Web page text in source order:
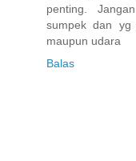
penting.
sumpek dan
maupun udara
Balas